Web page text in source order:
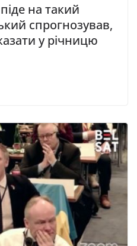
на такий
спрогнозував,
у річницю